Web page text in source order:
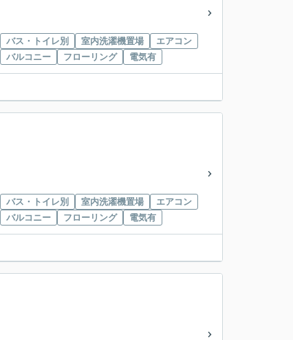
バス・トイレ別
室内洗濯機置場
エアコン
バルコニー
フローリング 電気有
バス・トイレ別
室内洗濯機置場
エアコン
バルコニー
フローリング 電気有